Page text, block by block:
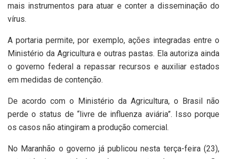
mais instrumentos para atuar e conter a disseminação do
vírus.
A portaria permite, por exemplo, ações integradas entre o
Ministério da Agricultura e outras pastas. Ela autoriza ainda
o governo federal a repassar recursos e auxiliar estados
em medidas de contenção.
De acordo com o Ministério da Agricultura, o Brasil não
perde o status de “livre de influenza aviária”. Isso porque
os casos não atingiram a produção comercial.
No Maranhão o governo já publicou nesta terça-feira (23),